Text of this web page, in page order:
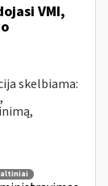
VMI,
skelbiama: